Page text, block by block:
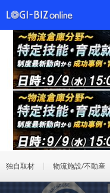
独自取材 物流施設/不動産